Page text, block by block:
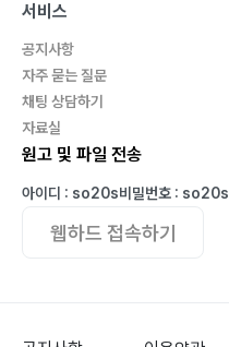
서비스
공지사항
자주 묻는 질문
채팅 상담하기
자료실
원고 및 파일 전송
아이디 : so20s비밀번호 : so20s
웹하드 접속하기